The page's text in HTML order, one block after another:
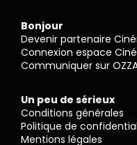
Bonjour
Devenir partenaire
Connexion espace
Communiquer sur
Un peu de sérieux
Conditions générales
Politique de
Mentions légales